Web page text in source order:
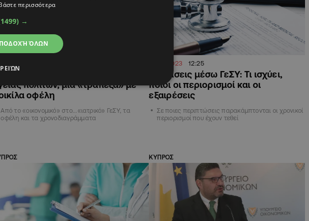
πολιτών, μια «τράπεζα» με
οφέλη
Από το «οικονομικό» στο...«ιατρικό» ΓεΣΥ, τα
οφέλη και τα χρονοδιαγράμματα
18.03.2023 12:25
Εξετάσεις μέσω ΓεΣΥ: Τι ισχύει,
ποιοι οι περιορισμοί και οι
εξαιρέσεις
Σε ποιες περιπτώσεις παρακάμπτονται οι χρονικοί
περιορισμοί που έχουν τεθεί
ΚΥΠΡΟΣ
περισσότερα
→
ΌΛΩΝ